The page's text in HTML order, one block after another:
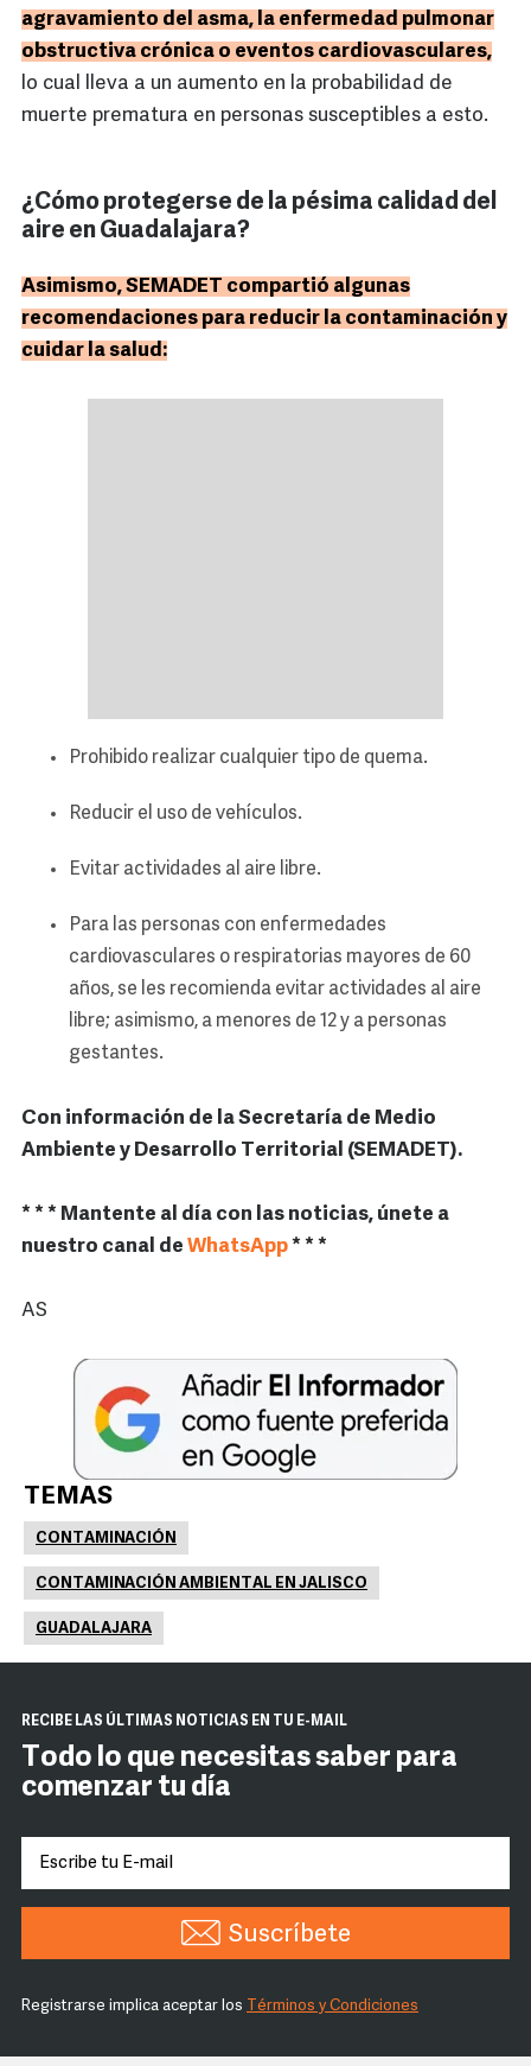
agravamiento del asma, la enfermedad pulmonar
obstructiva crónica o eventos cardiovasculares,
lo cual lleva a un aumento en la probabilidad de
muerte prematura en personas susceptibles a esto.
¿Cómo protegerse de la pésima calidad del
aire en Guadalajara?
Asimismo, SEMADET compartió algunas
recomendaciones para reducir la contaminación y
cuidar la salud:
Prohibido realizar cualquier tipo de quema.
Reducir el uso de vehículos.
Evitar actividades al aire libre.
Para las personas con enfermedades
cardiovasculares o respiratorias mayores de 60
años, se les recomienda evitar actividades al aire
libre; asimismo, a menores de 12 y a personas
gestantes.
Con información de la Secretaría de Medio
Ambiente y Desarrollo Territorial (SEMADET).
* * * Mantente al día con las noticias, únete a
nuestro canal de WhatsApp* * *
AS
TEMAS
CONTAMINACIÓN
CONTAMINACIÓN AMBIENTAL EN JALISCO
GUADALAJARA
RECIBE LAS ÚLTIMAS NOTICIAS EN TU E-MAIL
Todo lo que necesitas saber para
comenzar tu día
Suscríbete
Registrarse implica aceptar los Términos y Condiciones